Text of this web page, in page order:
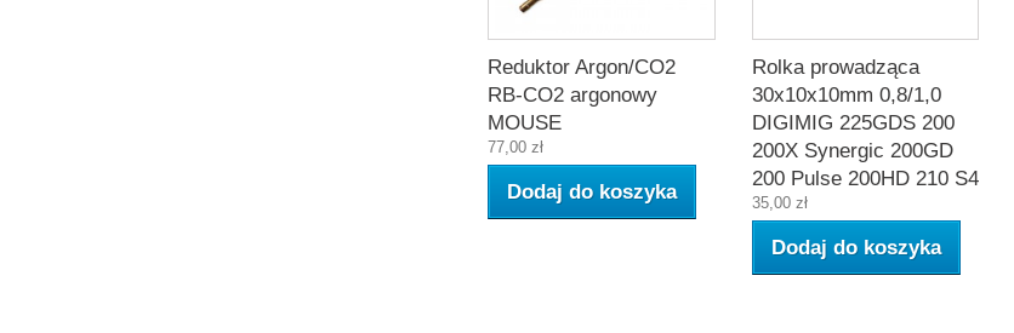
Reduktor Argon/CO2
RB-CO2 argonowy
MOUSE
77,00 zł
Dodaj do koszyka
Rolka prowadząca
30x10x10mm 0,8/1,0
DIGIMIG 225GDS 200
200X Synergic 200GD
200 Pulse 200HD 210 S4
35,00 zł
Dodaj do koszyka